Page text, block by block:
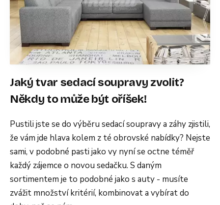
Jaký tvar sedací soupravy zvolit?
Někdy to může být oříšek!
Pustili jste se do výběru sedací soupravy a záhy zjistili,
že vám jde hlava kolem z té obrovské nabídky? Nejste
sami, v podobné pasti jako vy nyní se octne téměř
každý zájemce o novou sedačku. S daným
sortimentem je to podobné jako s auty - musíte
zvážit množství kritérií, kombinovat a vybírat do